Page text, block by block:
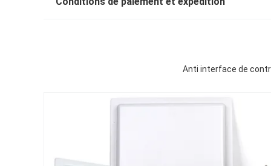
Anti interface de